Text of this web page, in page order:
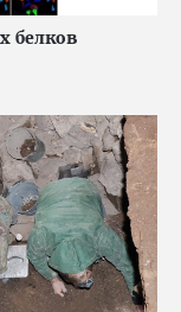
белков